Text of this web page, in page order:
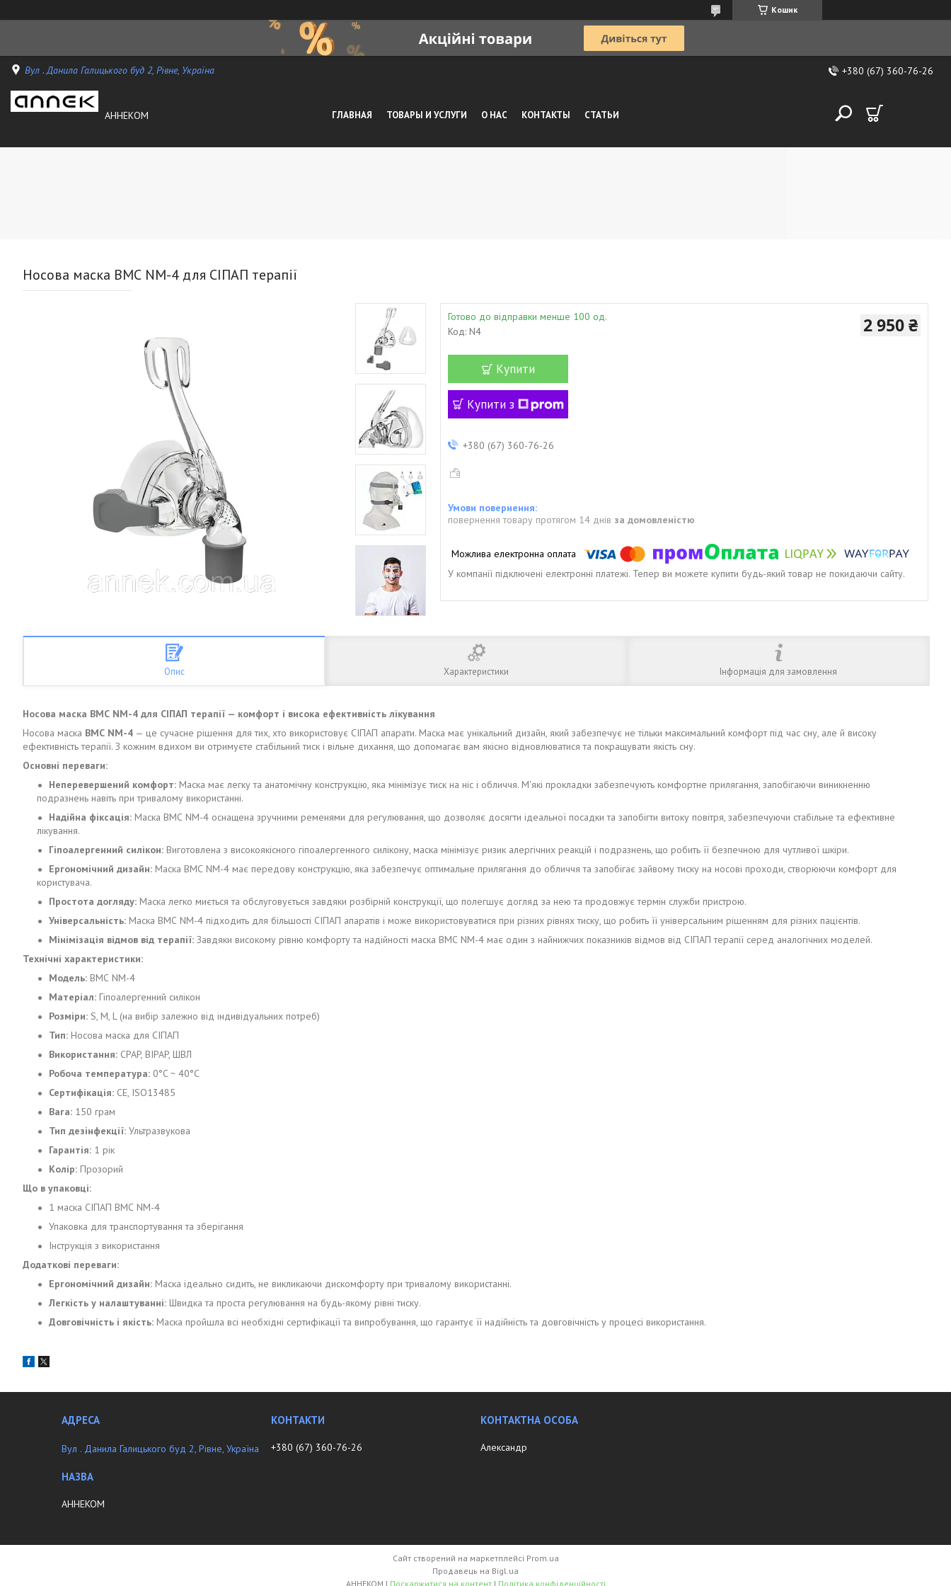
Кошик
Вул . Данила Галицького буд 2, Рівне, Україна +380 (67) 360-76-26
АННЕКОМ ГЛАВНАЯ ТОВАРЫ И УСЛУГИ О НАС КОНТАКТЫ СТАТЬИ
Носова маска ВМС NM-4 для СІПАП терапії
Готово до відправки менше 100 од.
Код: N4 2 950 ₴
Купити
Купити з
+380 (67) 360-76-26
повернення товару протягом 14 днів за домовленістю
У компанії підключені електронні платежі. Тепер ви можете купити будь-який товар не покидаючи сайту.
Опис Характеристики Інформація для замовлення
Носова маска ВМС NM-4 для СІПАП терапії — комфорт і висока ефективність лікування
Носова маска ВМС NM-4 — це сучасне рішення для тих, хто використовує СІПАП апарати. Маска має унікальний дизайн, який забезпечує не тільки максимальний комфорт під час сну, але й високу
ефективність терапії. З кожним вдихом ви отримуєте стабільний тиск і вільне дихання, що допомагає вам якісно відновлюватися та покращувати якість сну.
Основні переваги:
Неперевершений комфорт: Маска має легку та анатомічну конструкцію, яка мінімізує тиск на ніс і обличчя. М'які прокладки забезпечують комфортне прилягання, запобігаючи виникненню
подразнень навіть при тривалому використанні.
Надійна фіксація: Маска ВМС NM-4 оснащена зручними ременями для регулювання, що дозволяє досягти ідеальної посадки та запобігти витоку повітря, забезпечуючи стабільне та ефективне
лікування.
Гіпоалергенний силікон: Виготовлена з високоякісного гіпоалергенного силікону, маска мінімізує ризик алергічних реакцій і подразнень, що робить її безпечною для чутливої шкіри.
Ергономічний дизайн: Маска ВМС NM-4 має передову конструкцію, яка забезпечує оптимальне прилягання до обличчя та запобігає зайвому тиску на носові проходи, створюючи комфорт для
користувача.
Простота догляду: Маска легко миється та обслуговується завдяки розбірній конструкції, що полегшує догляд за нею та продовжує термін служби пристрою.
Універсальність: Маска ВМС NM-4 підходить для більшості СІПАП апаратів і може використовуватися при різних рівнях тиску, що робить її універсальним рішенням для різних пацієнтів.
Мінімізація відмов від терапії: Завдяки високому рівню комфорту та надійності маска ВМС NM-4 має один з найнижчих показників відмов від СІПАП терапії серед аналогічних моделей.
Технічні характеристики:
Модель: ВМС NM-4
Матеріал: Гіпоалергенний силікон
Розміри: S, M, L (на вибір залежно від індивідуальних потреб)
Тип: Носова маска для СІПАП
Використання: CPAP, BIPAP, ШВЛ
Робоча температура: 0°C ~ 40°C
Сертифікація: CE, ISO13485
Вага: 150 грам
Тип дезінфекції: Ультразвукова
Гарантія: 1 рік
Колір: Прозорий
Що в упаковці:
1 маска СІПАП ВМС NM-4
Упаковка для транспортування та зберігання
Інструкція з використання
Додаткові переваги:
Ергономічний дизайн: Маска ідеально сидить, не викликаючи дискомфорту при тривалому використанні.
Легкість у налаштуванні: Швидка та проста регулювання на будь-якому рівні тиску.
Довговічність і якість: Маска пройшла всі необхідні сертифікації та випробування, що гарантує її надійність та довговічність у процесі використання.
Вул . Данила Галицького буд 2, Рівне, Україна
АННЕKOM
+380 (67) 360-76-26 Александр
Сайт створений на маркетплейсі Prom.ua
Продавець на Bigl.ua
АННЕKOM | Поскаржитися на контент | Політика конфіденційності